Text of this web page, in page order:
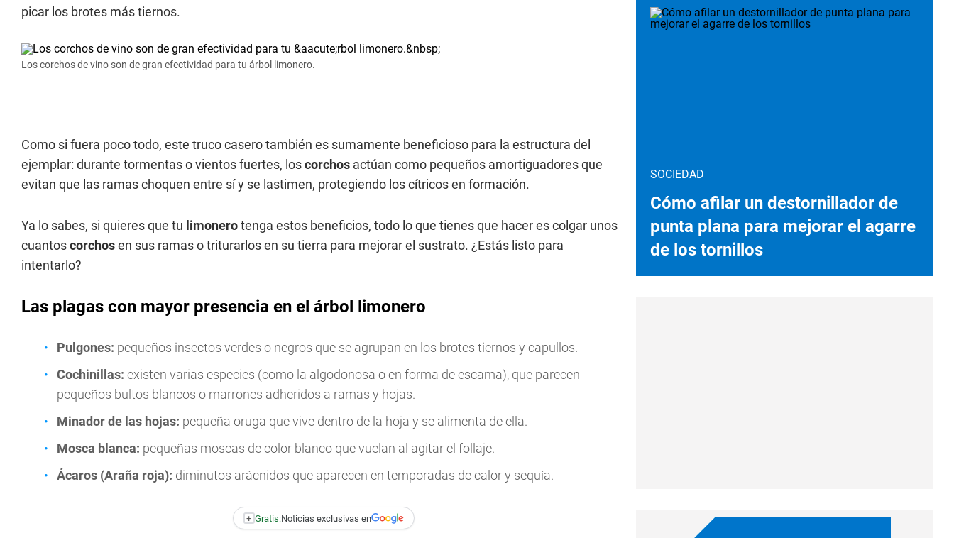
picar los brotes más tiernos.
Los corchos de vino son de gran efectividad para tu árbol limonero.
Como si fuera poco todo, este truco casero también es sumamente beneficioso para la estructura del
ejemplar: durante tormentas o vientos fuertes, loscorchos actúan como pequeños amortiguadores que
evitan que las ramas choquen entre sí y se lastimen, protegiendo los cítricos en formación.
Ya lo sabes, si quieres que tu limonerotenga estos beneficios, todo lo que tienes que hacer es colgar unos
cuantoscorchosen sus ramas o triturarlos en su tierra para mejorar el sustrato. ¿Estás listo para
intentarlo?
Las plagas con mayor presencia en el árbol limonero
Pulgones: pequeños insectos verdes o negros que se agrupan en los brotes tiernos y capullos.
Cochinillas: existen varias especies (como la algodonosa o en forma de escama), que parecen
pequeños bultos blancos o marrones adheridos a ramas y hojas.
Minador de las hojas: pequeña oruga que vive dentro de la hoja y se alimenta de ella.
Mosca blanca: pequeñas moscas de color blanco que vuelan al agitar el follaje.
Ácaros (Araña roja): diminutos arácnidos que aparecen en temporadas de calor y sequía.
+ Gratis:Noticias exclusivas en
SOCIEDAD
Cómo afilar un destornillador de
punta plana para mejorar el agarre
de los tornillos